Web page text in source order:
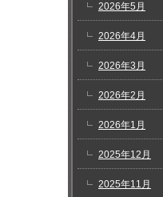
2026年5月
2026年4月
2026年3月
2026年2月
2026年1月
2025年12月
2025年11月